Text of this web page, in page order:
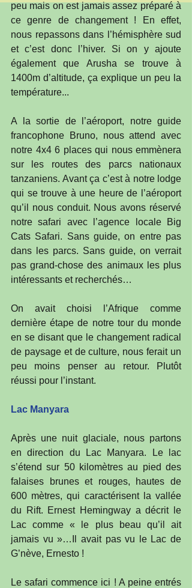
peu mais on est jamais assez préparé à
ce genre de changement ! En effet,
nous repassons dans l’hémisphère sud
et c’est donc l’hiver. Si on y ajoute
également que Arusha se trouve à
1400m d’altitude, ça explique un peu la
température...
A la sortie de l’aéroport, notre guide
francophone Bruno, nous attend avec
notre 4x4 6 places qui nous emmènera
sur les routes des parcs nationaux
tanzaniens. Avant ça c’est à notre lodge
qui se trouve à une heure de l’aéroport
qu’il nous conduit. Nous avons réservé
notre safari avec l’agence locale Big
Cats Safari. Sans guide, on entre pas
dans les parcs. Sans guide, on verrait
pas grand-chose des animaux les plus
intéressants et recherchés…
On avait choisi l’Afrique comme
dernière étape de notre tour du monde
en se disant que le changement radical
de paysage et de culture, nous ferait un
peu moins penser au retour. Plutôt
réussi pour l’instant.
Lac Manyara
Après une nuit glaciale, nous partons
en direction du Lac Manyara. Le lac
s’étend sur 50 kilomètres au pied des
falaises brunes et rouges, hautes de
600 mètres, qui caractérisent la vallée
du Rift. Ernest Hemingway a décrit le
Lac comme « le plus beau qu’il ait
jamais vu »…Il avait pas vu le Lac de
G’nève, Ernesto !
Le safari commence ici ! A peine entrés